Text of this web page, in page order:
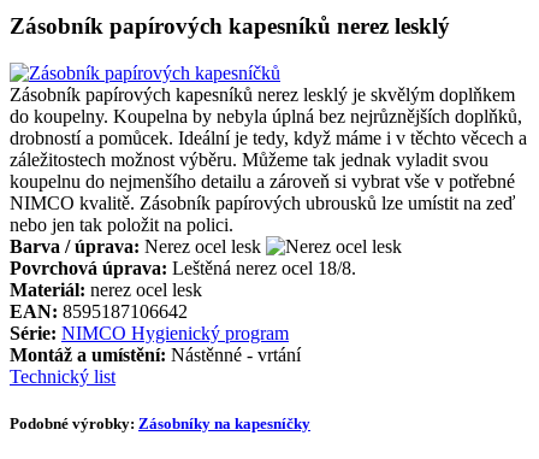
Zásobník papírových kapesníků nerez lesklý
Zásobník papírových kapesníků nerez lesklý je skvělým doplňkem
do koupelny. Koupelna by nebyla úplná bez nejrůznějších doplňků,
drobností a pomůcek. Ideální je tedy, když máme i v těchto věcech a
záležitostech možnost výběru. Můžeme tak jednak vyladit svou
koupelnu do nejmenšího detailu a zároveň si vybrat vše v potřebné
NIMCO kvalitě. Zásobník papírových ubrousků lze umístit na zeď
nebo jen tak položit na polici.
Barva / úprava: Nerez ocel lesk
Povrchová úprava: Leštěná nerez ocel 18/8.
Materiál: nerez ocel lesk
EAN: 8595187106642
Série: NIMCO Hygienický program
Montáž a umístění: Nástěnné - vrtání
Technický list
Podobné výrobky: Zásobníky na kapesníčky